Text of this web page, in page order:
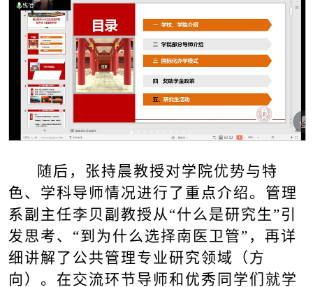
随后，张持晨教授对学院优势与特
色、学科导师情况进行了重点介绍。管理
系副主任李贝副教授从“什么是研究生”引
发思考、“到为什么选择南医卫管”，再详
细讲解了公共管理专业研究领域（方
向）。在交流环节导师和优秀同学们就学